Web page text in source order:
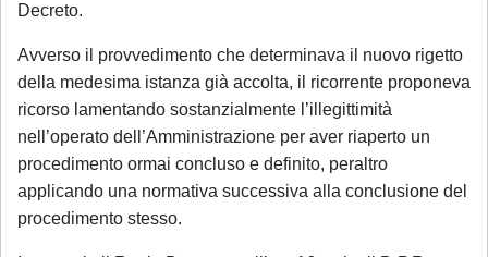
Decreto.
Avverso il provvedimento che determinava il nuovo rigetto
della medesima istanza già accolta, il ricorrente proponeva
ricorso lamentando sostanzialmente l’illegittimità
nell’operato dell’Amministrazione per aver riaperto un
procedimento ormai concluso e definito, peraltro
applicando una normativa successiva alla conclusione del
procedimento stesso.